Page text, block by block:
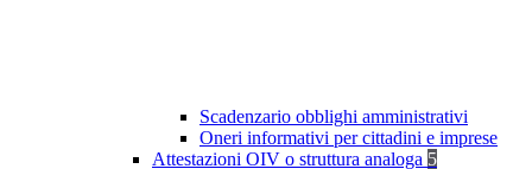
Scadenzario obblighi amministrativi
Oneri informativi per cittadini e imprese
Attestazioni OIV o struttura analoga 5